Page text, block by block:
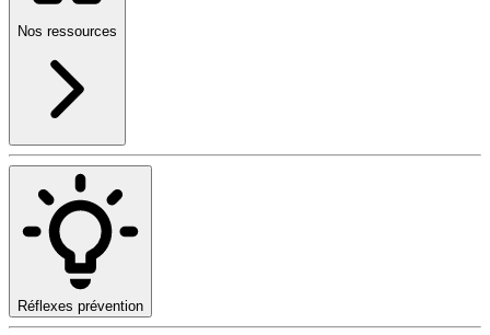
Nos ressources
Réflexes prévention